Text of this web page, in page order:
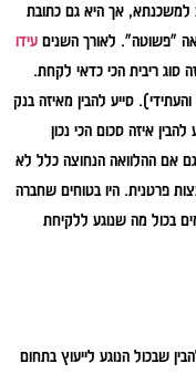
אך היא גם כתובת
"פשוטה". לאורך השנים עידו
סוג ריבית הכי כדאי לקחת.
סייע להבין מאיזה בנק
איזה סכום הכי נכון
אם ההלוואה הנחוצה כלל לא
פרטנית. היו בטוחים שחברה
בכול מה שנוגע ללקיחת
שבכול הנוגע לייעוץ בתחום